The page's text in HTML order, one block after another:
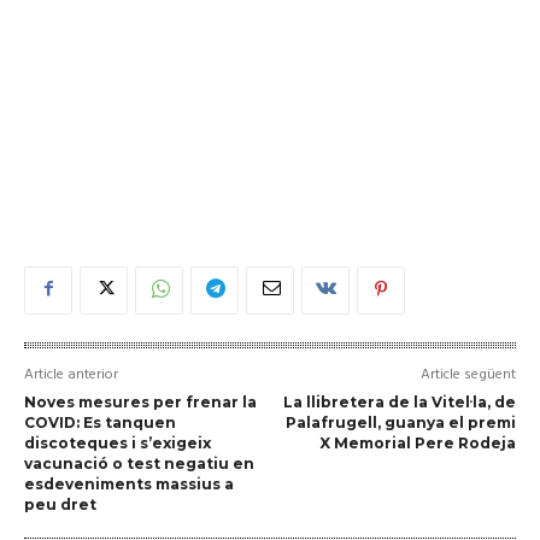
Article anterior
Noves mesures per frenar la
COVID: Es tanquen
discoteques i s’exigeix
vacunació o test negatiu en
esdeveniments massius a
peu dret
Article següent
La llibretera de la Vitel·la, de
Palafrugell, guanya el premi
X Memorial Pere Rodeja